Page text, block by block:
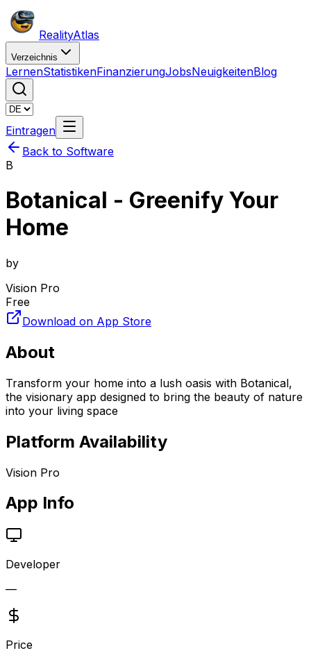
RealityAtlas
Verzeichnis
LernenStatistikenFinanzierungJobsNeuigkeitenBlog
Eintragen
Back to Software
B
Botanical - Greenify Your
Home
by
Vision Pro
Free
Download on App Store
About
Transform your home into a lush oasis with Botanical,
the visionary app designed to bring the beauty of nature
into your living space
Platform Availability
Vision Pro
App Info
Developer
—
Price